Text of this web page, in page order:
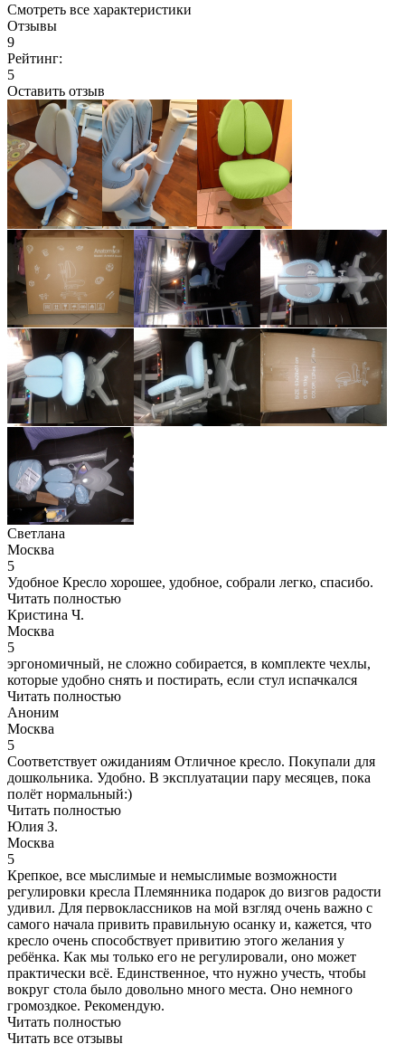
Смотреть все характеристики
Отзывы
9
Рейтинг:
5
Оставить отзыв
Светлана
Москва
5
Удобное Кресло хорошее, удобное, собрали легко, спасибо.
Читать полностью
Кристина Ч.
Москва
5
эргономичный, не сложно собирается, в комплекте чехлы,
которые удобно снять и постирать, если стул испачкался
Читать полностью
Аноним
Москва
5
Соответствует ожиданиям Отличное кресло. Покупали для
дошкольника. Удобно. В эксплуатации пару месяцев, пока
полёт нормальный:)
Читать полностью
Юлия З.
Москва
5
Крепкое, все мыслимые и немыслимые возможности
регулировки кресла Племянника подарок до визгов радости
удивил. Для первоклассников на мой взгляд очень важно с
самого начала привить правильную осанку и, кажется, что
кресло очень способствует привитию этого желания у
ребёнка. Как мы только его не регулировали, оно может
практически всё. Единственное, что нужно учесть, чтобы
вокруг стола было довольно много места. Оно немного
громоздкое. Рекомендую.
Читать полностью
Читать все отзывы